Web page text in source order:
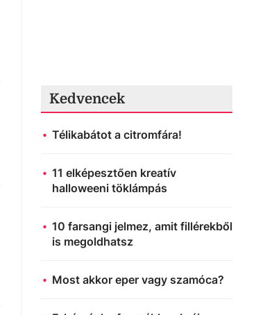
Kedvencek
Télikabátot a citromfára!
11 elképesztően kreatív
halloweeni töklámpás
10 farsangi jelmez, amit fillérekből
is megoldhatsz
Most akkor eper vagy szamóca?